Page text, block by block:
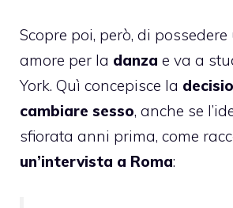
Scopre poi, però, di
amore per la danza e va a
York. Quì concepisce la
cambiare sesso, anche se
sfiorata anni prima, come
un’intervista a Roma: